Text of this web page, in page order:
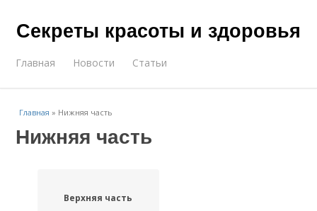
Секреты красоты и здоровья
Главная Новости Статьи
Главная » Нижняя часть
Нижняя часть
Верхняя часть